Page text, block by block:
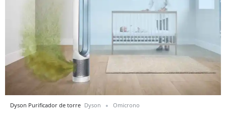
Dyson Purificador de torre Dyson Omicrono